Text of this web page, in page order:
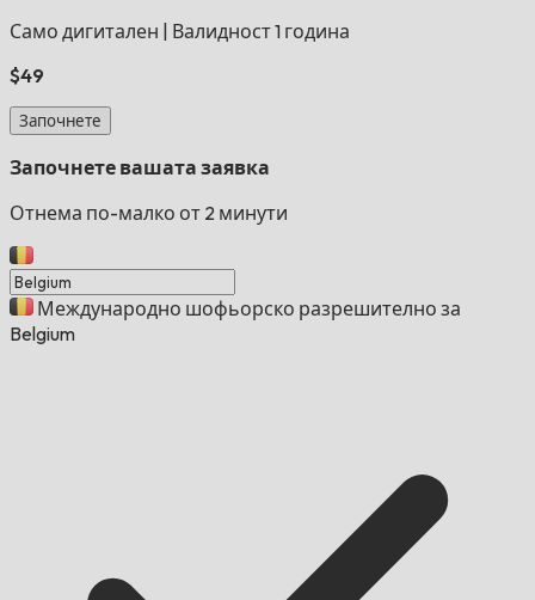
Само дигитален
Валидност 1 година
$49
Започнете
Започнете вашата заявка
Отнема по-малко от 2 минути
Международно шофьорско разрешително за
Belgium